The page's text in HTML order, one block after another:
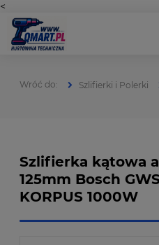
<
Szlifierki i Polerki
Szlifierka kątowa
125mm Bosch
KORPUS 1000W